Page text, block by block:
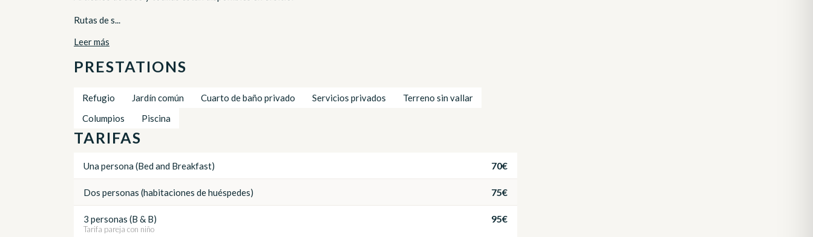
Rutas de s...
Leer más
PRESTATIONS
Refugio Jardín común Cuarto de baño privado Servicios privados
Terreno sin vallar
Columpios
Piscina
TARIFAS
Una persona (Bed and Breakfast) 70€
Dos personas (habitaciones de huéspedes) 75€
3 personas (B & B) 95€
Tarifa pareja con niño